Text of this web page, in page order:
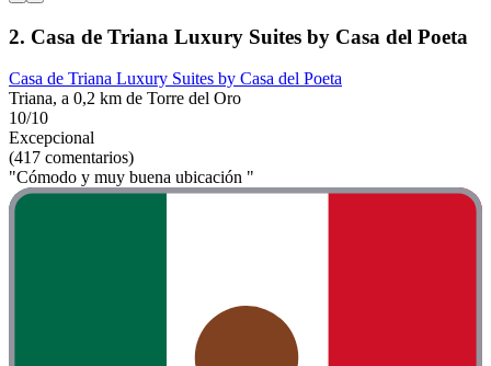
2. Casa de Triana Luxury Suites by Casa del Poeta
Casa de Triana Luxury Suites by Casa del Poeta
Triana, a 0,2 km de Torre del Oro
10/10
Excepcional
(417 comentarios)
"Cómodo y muy buena ubicación "